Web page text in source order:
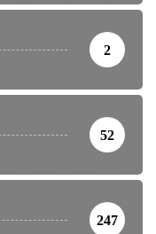
2
52
247